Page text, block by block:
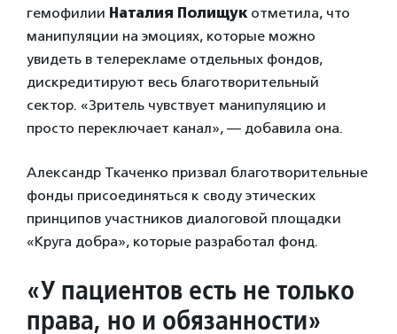
гемофилии Наталия Полищукотметила, что
манипуляции на эмоциях, которые можно
увидеть в телерекламе отдельных фондов,
дискредитируют весь благотворительный
сектор. «Зритель чувствует манипуляцию и
просто переключает канал», — добавила она.
Александр Ткаченко призвал благотворительные
фонды присоединяться к своду этических
принципов участников диалоговой площадки
«Круга добра», которые разработал фонд.
«У пациентов есть не только
права, но и обязанности»